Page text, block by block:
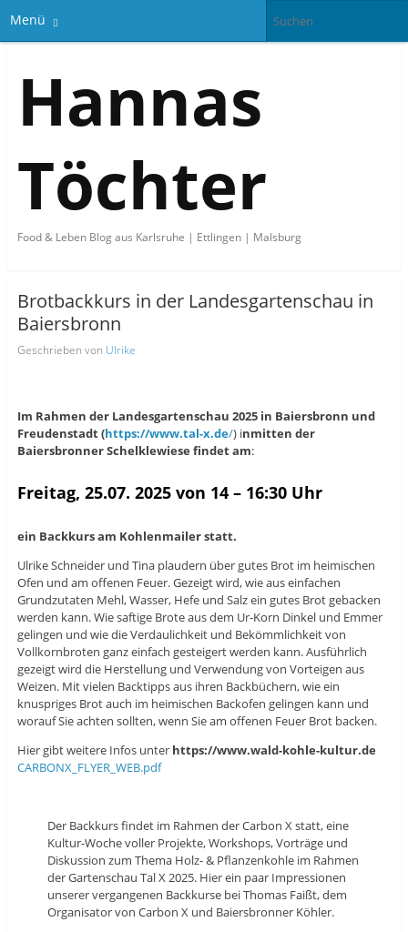
Menü
Hannas
Töchter
Food & Leben Blog aus Karlsruhe | Ettlingen | Malsburg
Brotbackkurs in der Landesgartenschau in
Baiersbronn
Geschrieben von Ulrike
Im Rahmen der Landesgartenschau 2025 in Baiersbronn und
Freudenstadt (https://www.tal-x.de/) inmitten der
Baiersbronner Schelklewiese findet am:
Freitag, 25.07. 2025 von 14 – 16:30 Uhr
ein Backkurs am Kohlenmailer statt.
Ulrike Schneider und Tina plaudern über gutes Brot im heimischen
Ofen und am offenen Feuer. Gezeigt wird, wie aus einfachen
Grundzutaten Mehl, Wasser, Hefe und Salz ein gutes Brot gebacken
werden kann. Wie saftige Brote aus dem Ur-Korn Dinkel und Emmer
gelingen und wie die Verdaulichkeit und Bekömmlichkeit von
Vollkornbroten ganz einfach gesteigert werden kann. Ausführlich
gezeigt wird die Herstellung und Verwendung von Vorteigen aus
Weizen. Mit vielen Backtipps aus ihren Backbüchern, wie ein
knuspriges Brot auch im heimischen Backofen gelingen kann und
worauf Sie achten sollten, wenn Sie am offenen Feuer Brot backen.
Hier gibt weitere Infos unter https://www.wald-kohle-kultur.de
CARBONX_FLYER_WEB.pdf
Der Backkurs findet im Rahmen der Carbon X statt, eine
Kultur-Woche voller Projekte, Workshops, Vorträge und
Diskussion zum Thema Holz- & Pflanzenkohle im Rahmen
der Gartenschau Tal X 2025. Hier ein paar Impressionen
unserer vergangenen Backkurse bei Thomas Faißt, dem
Organisator von Carbon X und Baiersbronner Köhler.